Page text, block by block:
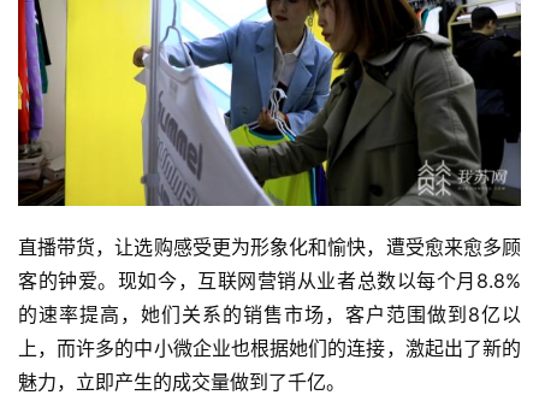
直播带货，让选购感受更为形象化和愉快，遭受愈来愈多顾
客的钟爱。现如今，互联网营销从业者总数以每个月8.8%
的速率提高，她们关系的销售市场，客户范围做到8亿以
上，而许多的中小微企业也根据她们的连接，激起出了新的
魅力，立即产生的成交量做到了千亿。